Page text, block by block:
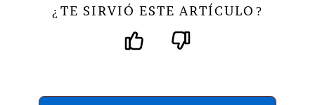
¿ TE SIRVIÓ ESTE ARTÍCULO ?